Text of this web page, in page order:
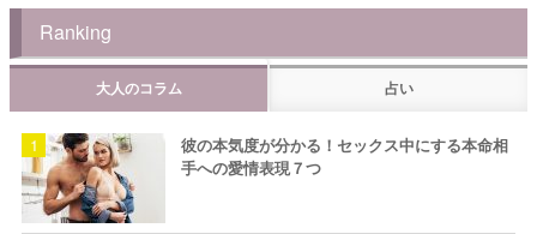
Ranking
大人のコラム 占い
彼の本気度が分かる！セックス中にする本命相
手への愛情表現７つ